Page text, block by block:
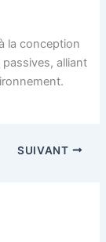
la conception
alliant
SUIVANT